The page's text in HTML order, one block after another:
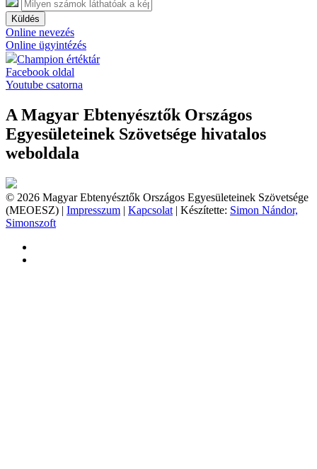
Küldés
Online nevezés
Online ügyintézés
Champion értéktár
Facebook oldal
Youtube csatorna
A Magyar Ebtenyésztők Országos
Egyesületeinek Szövetsége hivatalos
weboldala
© 2026 Magyar Ebtenyésztők Országos Egyesületeinek Szövetsége
(MEOESZ) | Impresszum | Kapcsolat | Készítette: Simon Nándor,
Simonszoft